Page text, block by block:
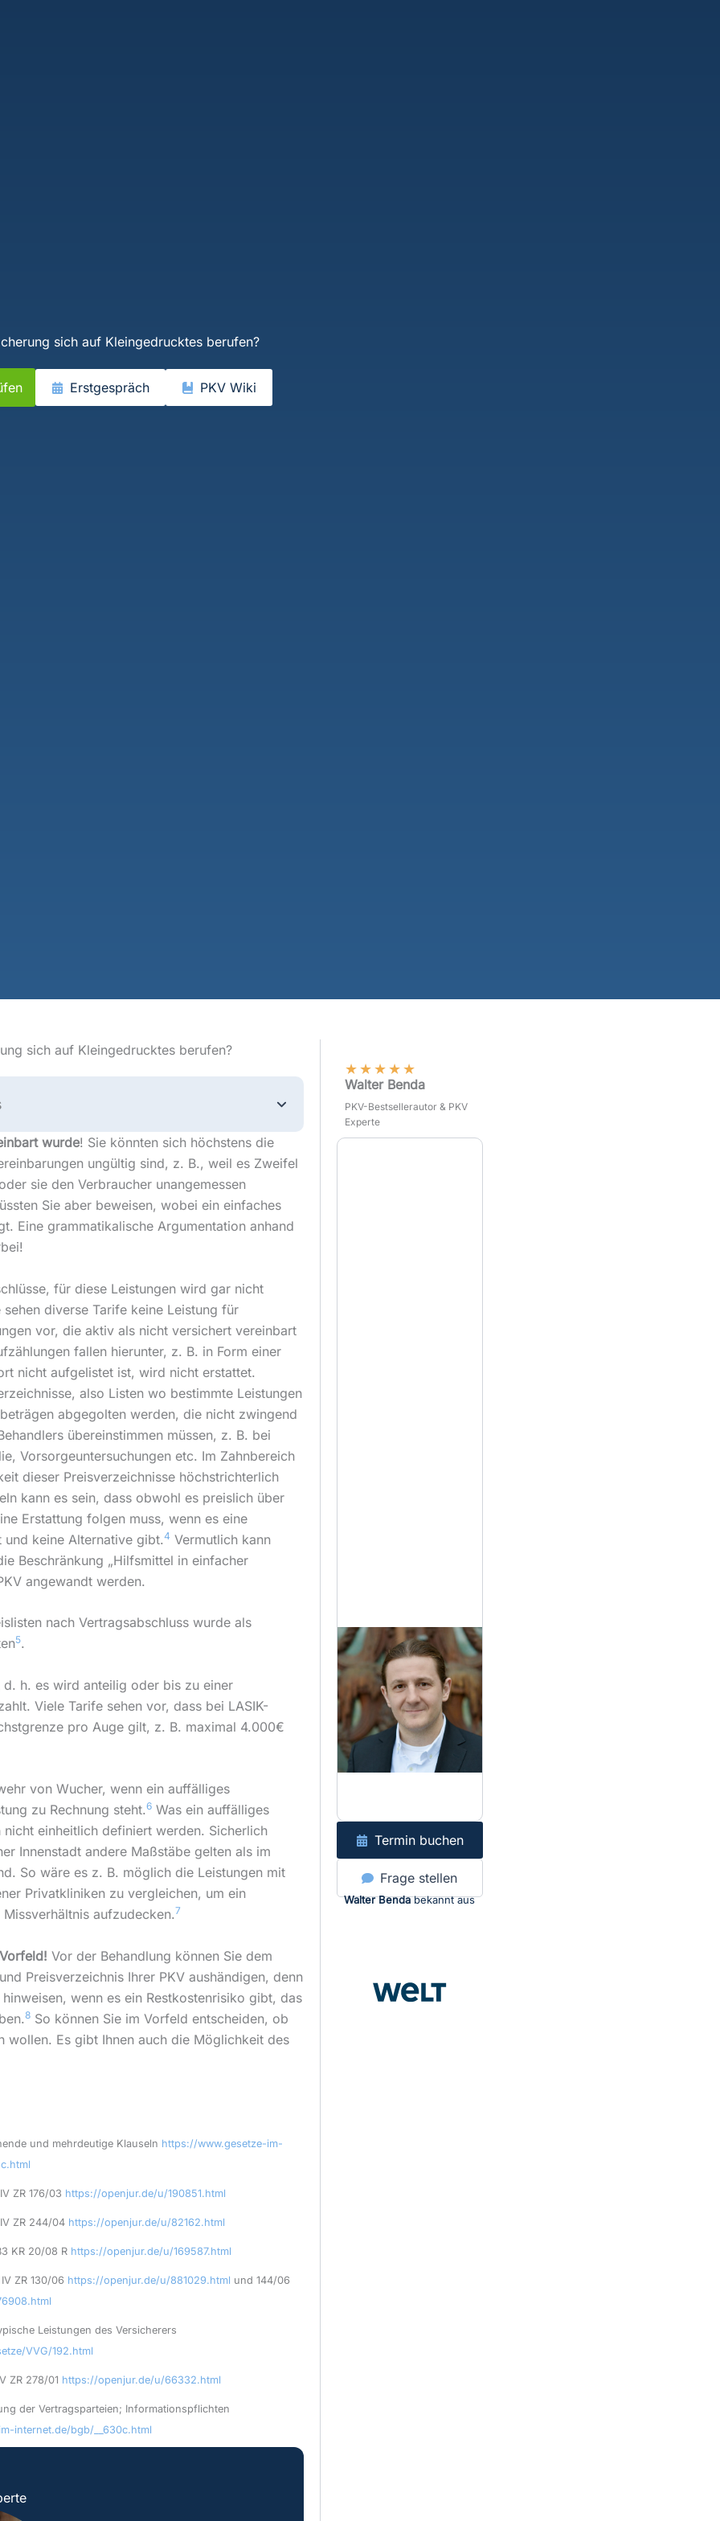
sich auf Kleingedrucktes berufen?
Erstgespräch PKV Wiki
sich auf Kleingedrucktes berufen?
wurde! Sie könnten sich höchstens die
ungültig sind, z. B., weil es Zweifel
sie den Verbraucher unangemessen
Sie aber beweisen, wobei ein einfaches
Eine grammatikalische Argumentation anhand
für diese Leistungen wird gar nicht
diverse Tarife keine Leistung für
vor, die aktiv als nicht versichert vereinbart
fallen hierunter, z. B. in Form einer
nicht aufgelistet ist, wird nicht erstattet.
also Listen wo bestimmte Leistungen
abgegolten werden, die nicht zwingend
übereinstimmen müssen, z. B. bei
Vorsorgeuntersuchungen etc. Im Zahnbereich
dieser Preisverzeichnisse höchstrichterlich
kann es sein, dass obwohl es preislich über
Erstattung folgen muss, wenn es eine
und keine Alternative gibt.4 Vermutlich kann
Beschränkung „Hilfsmittel in einfacher
angewandt werden.
nach Vertragsabschluss wurde als
5.
h. es wird anteilig oder bis zu einer
Viele Tarife sehen vor, dass bei LASIK-
pro Auge gilt, z. B. maximal 4.000€
von Wucher, wenn ein auffälliges
zu Rechnung steht.6Was ein auffälliges
nicht einheitlich definiert werden. Sicherlich
Innenstadt andere Maßstäbe gelten als im
So wäre es z. B. möglich die Leistungen mit
Privatkliniken zu vergleichen, um ein
aufzudecken.7
Vor der Behandlung können Sie dem
Preisverzeichnis Ihrer PKV aushändigen, denn
wenn es ein Restkostenrisiko gibt, das
8So können Sie im Vorfeld entscheiden, ob
wollen. Es gibt Ihnen auch die Möglichkeit des
und mehrdeutige Klauseln https://www.gesetze-im-
ZR 176/03 https://openjur.de/u/190851.html
ZR 244/04 https://openjur.de/u/82162.html
KR 20/08 R https://openjur.de/u/169587.html
ZR 130/06 https://openjur.de/u/881029.html und 144/06
Leistungen des Versicherers
VVG/192.html
ZR 278/01 https://openjur.de/u/66332.html
der Vertragsparteien; Informationspflichten
internet.de/bgb/__630c.html
★★★★★
Walter Benda
PKV-Bestsellerautor & PKV
Experte
Termin buchen
Frage stellen
Walter Bendabekannt aus